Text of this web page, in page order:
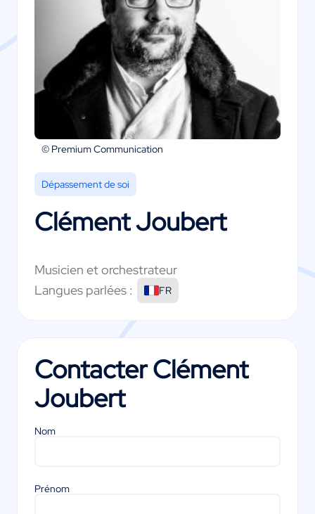
© Premium Communication
Dépassement de soi
Clément Joubert
Musicien et orchestrateur
Langues parlées :
FR
ContacterClément
Joubert
Nom
Prénom